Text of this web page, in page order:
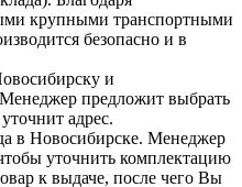
крупными транспортными
безопасно и в
и
предложит выбрать
адрес.
в Новосибирске. Менеджер
уточнить комплектацию
к выдаче, после чего Вы